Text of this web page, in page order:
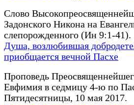
Слово
Задонского Никона на
слепорожденного (Ин 9:1-41).
Душа, возлюбившая
приобщается вечной Пасхе
Проповедь
Евфимия в седмицу 4-ю по
Пятидесятницы, 10 мая 2017.